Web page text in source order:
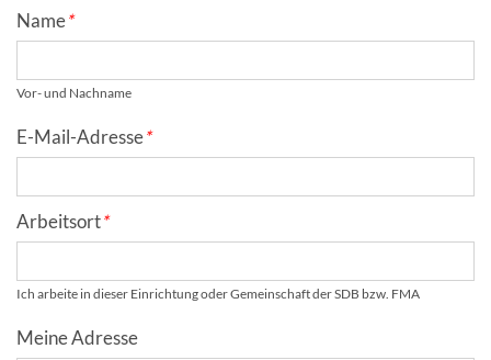
Secondary phone
Homepage
Fax
Verification code
Session ID
Fax
Name*
Vor- und Nachname
E-Mail-Adresse*
Arbeitsort*
Ich arbeite in dieser Einrichtung oder Gemeinschaft der SDB bzw. FMA
Meine Adresse